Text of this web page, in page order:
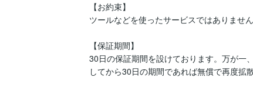
【お約束】
ツールなどを使ったサービスではありませ
【保証期間】
30日の保証期間を設けております。万が一
してから30日の期間であれば無償で再度拡